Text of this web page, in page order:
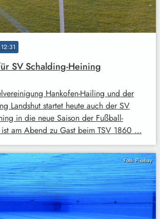
SV Schalding-Heining
Hankofen-Hailing und der
Landshut startet heute auch der SV
in die neue Saison der Fußball-
am Abend zu Gast beim TSV 1860 …
Foto: Pixabay